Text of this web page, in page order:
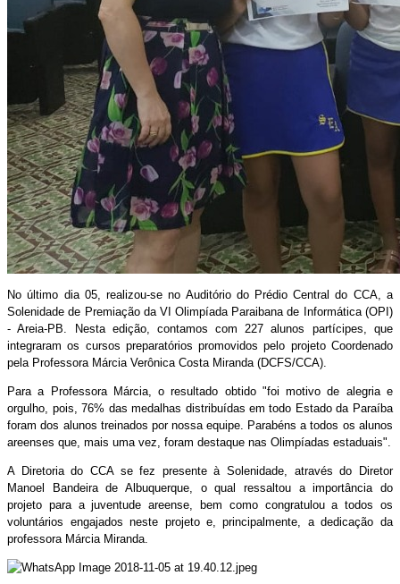
No último dia 05, realizou-se no Auditório do Prédio Central do CCA, a
Solenidade de Premiação da VI Olimpíada Paraibana de Informática (OPI)
- Areia-PB. Nesta edição, contamos com 227 alunos partícipes, que
integraram os cursos preparatórios promovidos pelo projeto Coordenado
pela Professora Márcia Verônica Costa Miranda (DCFS/CCA).
Para a Professora Márcia, o resultado obtido "foi motivo de alegria e
orgulho, pois, 76% das medalhas distribuídas em todo Estado da Paraíba
foram dos alunos treinados por nossa equipe. Parabéns a todos os alunos
areenses que, mais uma vez, foram destaque nas Olimpíadas estaduais".
A Diretoria do CCA se fez presente à Solenidade, através do Diretor
Manoel Bandeira de Albuquerque, o qual ressaltou a importância do
projeto para a juventude areense, bem como congratulou a todos os
voluntários engajados neste projeto e, principalmente, a dedicação da
professora Márcia Miranda.